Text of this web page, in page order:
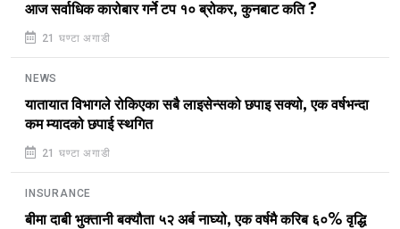
आज सर्वाधिक कारोबार गर्ने टप १० ब्रोकर, कुनबाट कति ?
21 घण्टा अगाडी
NEWS
यातायात विभागले रोकिएका सबै लाइसेन्सको छपाइ सक्यो, एक वर्षभन्दा
कम म्यादको छपाई स्थगित
21 घण्टा अगाडी
INSURANCE
बीमा दाबी भुक्तानी बक्यौता ५२ अर्ब नाघ्यो, एक वर्षमै करिब ६०% वृद्धि